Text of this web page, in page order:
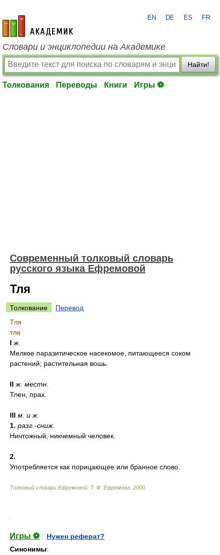
academic.ru
EN DE ES FR
Словари и энциклопедии на Академике
Найти!
Толкования Переводы Книги Игры ⚽
Современный толковый словарь
русского языка Ефремовой
Тля
Толкование
Перевод
Тля
тля
I ж.
Мелкое паразитическое насекомое, питающееся соком
растений; растительная вошь.
II ж. местн.
Тлен, прах.
III м. и ж.
1. разг.-сниж.
Ничтожный, никчемный человек.
2.
Употребляется как порицающее или бранное слово.
Толковый словарь Ефремовой Т. Ф. Ефремова. 2000
Игры ⚽
Нужен реферат?
Синонимы: